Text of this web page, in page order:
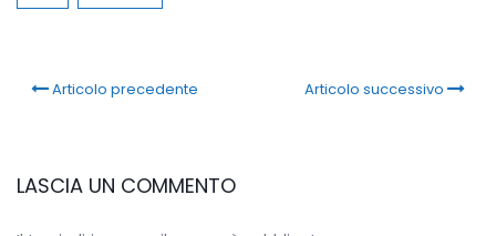
Articolo precedente Articolo successivo
LASCIA UN COMMENTO